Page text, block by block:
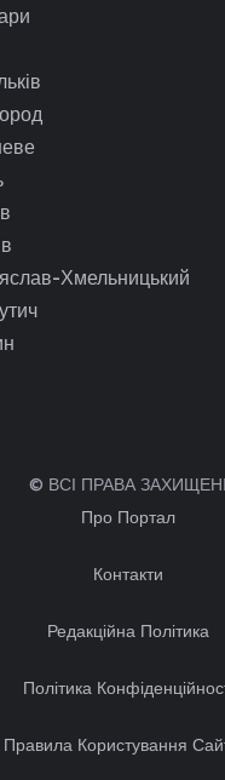
Хмельницький
© ВСІ ПРАВА ЗАХИЩЕНІ
Про Портал
Контакти
Редакційна Політика
Політика
Правила Користування